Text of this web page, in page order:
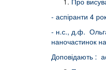
- аспіранти 4
- н.с., д.ф.
наночастинок
Доповідають :